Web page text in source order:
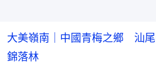
大美嶺南｜中國青梅之鄉 汕
錦落林